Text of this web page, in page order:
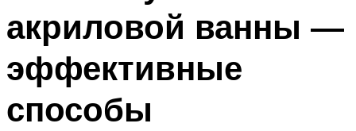
акриловой ванны —
эффективные
способы